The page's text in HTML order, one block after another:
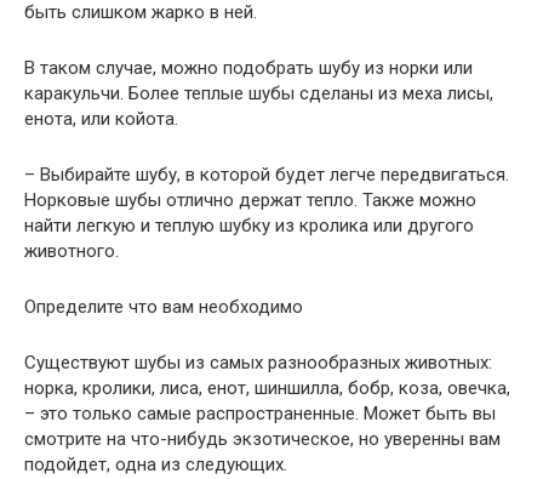
быть слишком жарко в ней.
В таком случае, можно подобрать шубу из норки или
каракульчи. Более теплые шубы сделаны из меха лисы,
енота, или койота.
– Выбирайте шубу, в которой будет легче передвигаться.
Норковые шубы отлично держат тепло. Также можно
найти легкую и теплую шубку из кролика или другого
животного.
Определите что вам необходимо
Существуют шубы из самых разнообразных животных:
норка, кролики, лиса, енот, шиншилла, бобр, коза, овечка,
– это только самые распространенные. Может быть вы
смотрите на что-нибудь экзотическое, но уверенны вам
подойдет, одна из следующих.